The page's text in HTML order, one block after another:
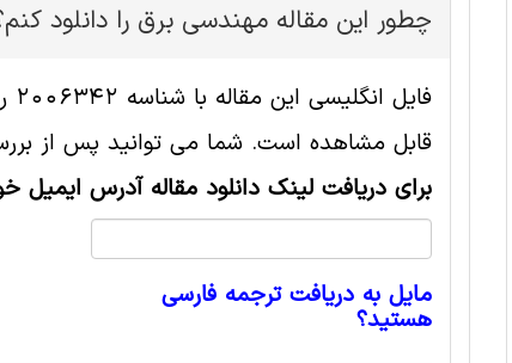
چطور این مقاله مهندسی برق را دانلود
قابل مشاهده است. شما می توانید پس از
برای دریافت لینک دانلود مقاله آدرس ایمیل
مایل به دریافت ترجمه فارسی
هستید؟